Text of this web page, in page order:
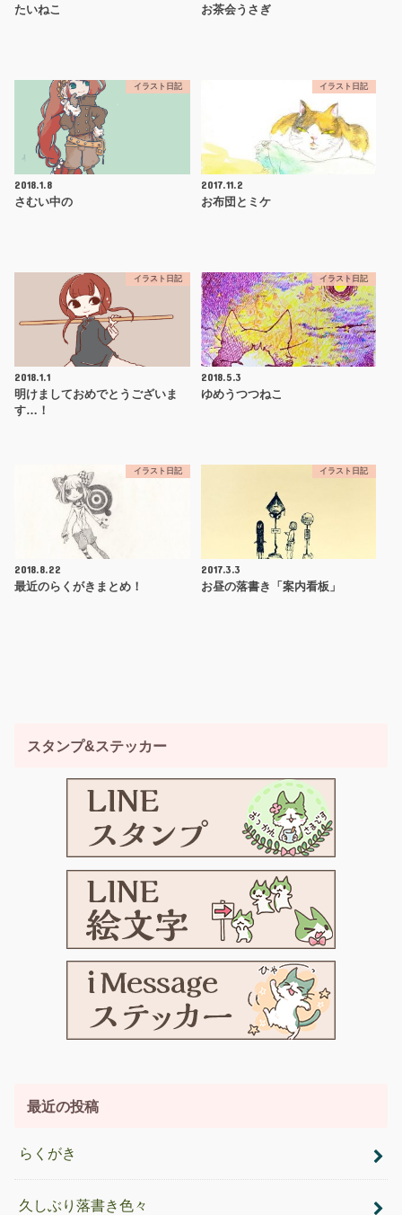
たいねこ お茶会うさぎ
イラスト日記
2018.1.8
さむい中の
イラスト日記
2017.11.2
お布団とミケ
イラスト日記
2018.1.1
明けましておめでとうございま
す…！
イラスト日記
2018.5.3
ゆめうつつねこ
イラスト日記
2018.8.22
最近のらくがきまとめ！
イラスト日記
2017.3.3
お昼の落書き「案内看板」
スタンプ&ステッカー
最近の投稿
らくがき
久しぶり落書き色々